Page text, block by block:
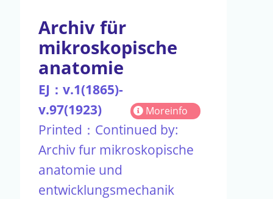
Archiv für
mikroskopische
anatomie
EJ：v.1(1865)-
v.97(1923)
Moreinfo
Printed：Continued by:
Archiv fur mikroskopische
anatomie und
entwicklungsmechanik